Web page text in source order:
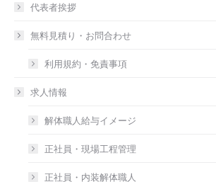
代表者挨拶
無料見積り・お問合わせ
利用規約・免責事項
求人情報
解体職人給与イメージ
正社員・現場工程管理
正社員・内装解体職人